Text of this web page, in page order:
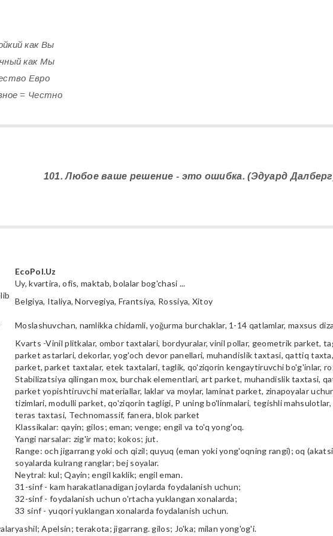
как Вы
как Мы
Евро
= Честно
101. Любое ваше решение - это ошибка. (Эдуард
EcoPol.Uz
Uy, kvartira, ofis, maktab, bolalar bog'chasi ...
Belgiya, Italiya, Norvegiya, Frantsiya, Rossiya, Xitoy
Moslashuvchan, namlikka chidamli, yoğurma burchaklar, 1-14 qatlamlar, maxsus
Kvarts -Vinil plitkalar, ombor taxtalari, bordyuralar, vinil pollar, geometrik parket,
parket astarlari, dekorlar, yog'och devor panellari, muhandislik taxtasi, qattiq taxta,
parket, parket taxtalar, etek taxtalari, taglik, qo'ziqorin kengaytiruvchi bo'g'inlar,
Stabilizatsiya qilingan mox, burchak elementlari, art parket, muhandislik taxtasi,
parket yopishtiruvchi materiallar, laklar va moylar, laminat parket, zinapoyalar
tizimlari, modulli parket, qo'ziqorin tagligi, P uning bo'linmalari, tegishli
teras taxtasi, Technomassif, fanera, blok parket
Klassikalar: qayin; gilos; eman; venge; engil va to'q yong'oq.
Yangi narsalar: zig'ir mato; kokos; jut.
Range: och jigarrang yoki och qizil; quyuq (eman yoki yong'oqning rangi); oq
soyalarda kulrang ranglar; bej soyalar.
Neytral: kul; Qayin; engil kaklik; engil eman.
31-sinf - kam harakatlanadigan joylarda foydalanish uchun;
32-sinf - foydalanish uchun o'rtacha yuklangan xonalarda;
33 sinf - yuqori yuklangan xonalarda foydalanish uchun.
yashil; Apelsin; terakota; jigarrang. gilos; Jo'ka; milan yong'og'i.